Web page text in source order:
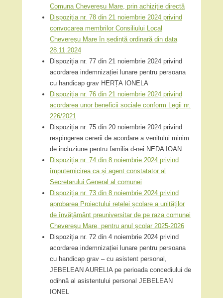
Comuna Chevereșu Mare, prin achiziție directă
Dispoziția nr. 78 din 21 noiembrie 2024 privind
convocarea membrilor Consiliului Local
Chevereșu Mare în ședință ordinară din data
28.11.2024
Dispoziția nr. 77 din 21 noiembrie 2024 privind
acordarea indemnizației lunare pentru persoana
cu handicap grav HERȚA IONELA
Dispoziția nr. 76 din 21 noiembrie 2024 privind
acordarea unor beneficii sociale conform Legii nr.
226/2021
Dispoziția nr. 75 din 20 noiembrie 2024 privind
respingerea cererii de acordare a venitului minim
de incluziune pentru familia d-nei NEDA IOAN
Dispoziția nr. 74 din 8 noiembrie 2024 privind
împuternicirea ca și agent constatator al
Secretarului General al comunei
Dispoziția nr. 73 din 8 noiembrie 2024 privind
aprobarea Proiectului rețelei școlare a unităților
de învățământ preuniversitar de pe raza comunei
Chevereșu Mare, pentru anul școlar 2025-2026
Dispoziția nr. 72 din 4 noiembrie 2024 privind
acordarea indemnizației lunare pentru persoana
cu handicap grav – cu asistent personal,
JEBELEAN AURELIA pe perioada concediului de
odihnă al asistentului personal JEBELEAN
IONEL